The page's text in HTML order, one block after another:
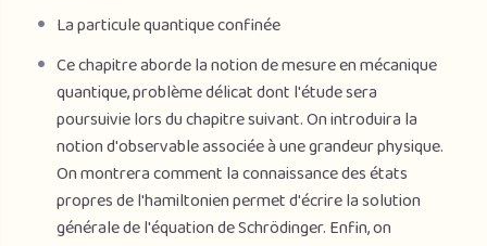
La particule quantique confinée
Ce chapitre aborde la notion de mesure en mécanique
quantique, problème délicat dont l'étude sera
poursuivie lors du chapitre suivant. On introduira la
notion d'observable associée à une grandeur physique.
On montrera comment la connaissance des états
propres de l'hamiltonien permet d'écrire la solution
générale de l'équation de Schrödinger. Enfin, on